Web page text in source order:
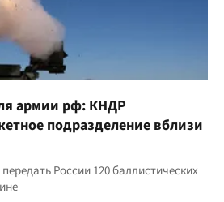
армии рф: КНДР
подразделение вблизи
России 120 баллистических